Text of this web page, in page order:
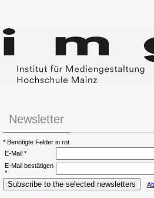
Newsletter